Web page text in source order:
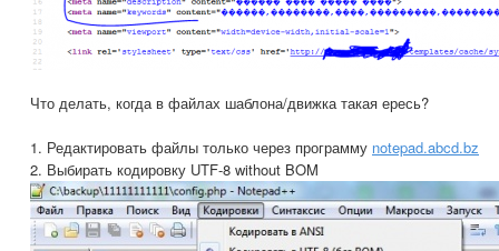
Что делать, когда в файлах шаблона/движка такая ересь?
1. Редактировать файлы только через программу notepad.abcd.bz
2. Выбирать кодировку UTF-8 without BOM